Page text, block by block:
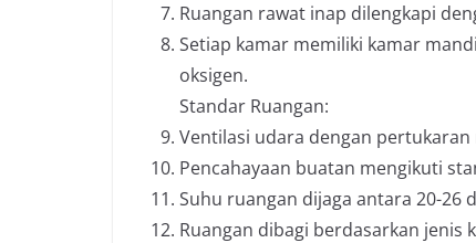
Ruangan rawat inap dilengkapi
Setiap kamar memiliki kamar
oksigen.
Standar Ruangan:
Ventilasi udara dengan
Pencahayaan buatan mengikuti
Suhu ruangan dijaga antara 20-26
Ruangan dibagi berdasarkan jenis